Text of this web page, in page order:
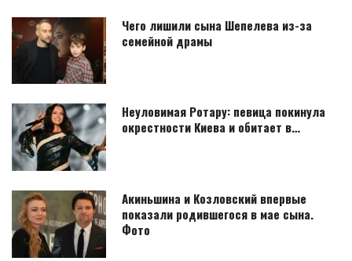
Чего лишили сына Шепелева из-за
семейной драмы
Неуловимая Ротару: певица покинула
окрестности Киева и обитает в…
Акиньшина и Козловский впервые
показали родившегося в мае сына.
Фото